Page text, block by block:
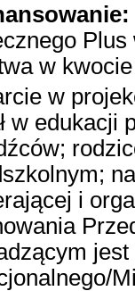
w
w
w edukacji
i
jest